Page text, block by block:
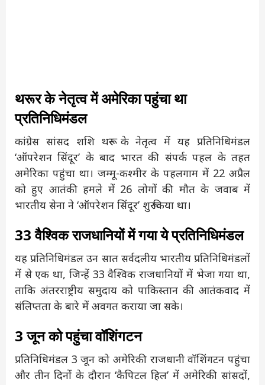
थरूर के नेतृत्व में अमेरिका पहुंचा था
प्रतिनिधिमंडल
कांग्रेस सांसद शशि थरूर के नेतृत्व में यह प्रतिनिधिमंडल
‘ऑपरेशन सिंदूर’ के बाद भारत की संपर्क पहल के तहत
अमेरिका पहुंचा था। जम्मू-कश्मीर के पहलगाम में 22 अप्रैल
को हुए आतंकी हमले में 26 लोगों की मौत के जवाब में
भारतीय सेना ने ‘ऑपरेशन सिंदूर’ शुरू किया था।
33 वैश्विक राजधानियों में गया ये प्रतिनिधिमंडल
यह प्रतिनिधिमंडल उन सात सर्वदलीय भारतीय प्रतिनिधिमंडलों
में से एक था, जिन्हें 33 वैश्विक राजधानियों में भेजा गया था,
ताकि अंतरराष्ट्रीय समुदाय को पाकिस्तान की आतंकवाद में
संलिप्तता के बारे में अवगत कराया जा सके।
3 जून को पहुंचा वॉशिंगटन
प्रतिनिधिमंडल 3 जून को अमेरिकी राजधानी वॉशिंगटन पहुंचा
और तीन दिनों के दौरान ‘कैपिटल हिल’ में अमेरिकी सांसदों,